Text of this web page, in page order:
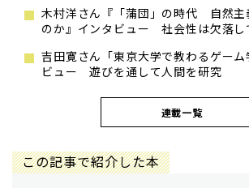
木村洋さん『「蒲団」の時代 自然主
のか』インタビュー 社会性は欠落し
吉田寛さん「東京大学で教わるゲーム
ビュー 遊びを通して人間を研究
連載一覧
この記事で紹介した本